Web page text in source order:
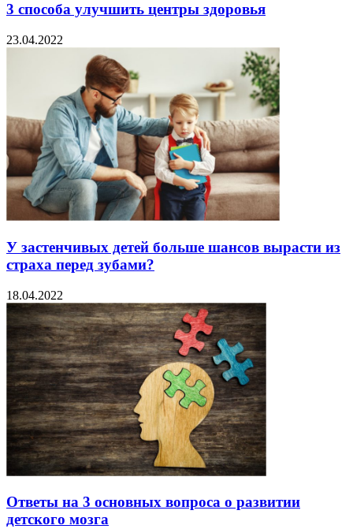
3 способа улучшить центры здоровья
23.04.2022
У застенчивых детей больше шансов вырасти из
страха перед зубами?
18.04.2022
Ответы на 3 основных вопроса о развитии
детского мозга